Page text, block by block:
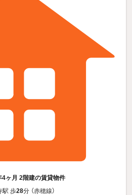
ヶ月 2階建の賃貸物件
駅 歩28分 （赤穂線）